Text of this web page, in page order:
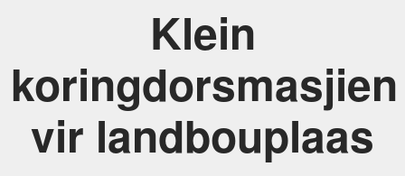
Klein
koringdorsmasjien
vir landbouplaas